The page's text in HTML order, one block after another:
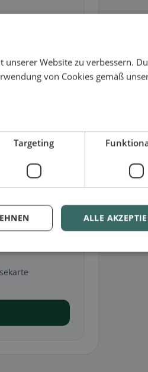
oder
Website zu verbessern.
von Cookies gemäß
Targeting
ALLE